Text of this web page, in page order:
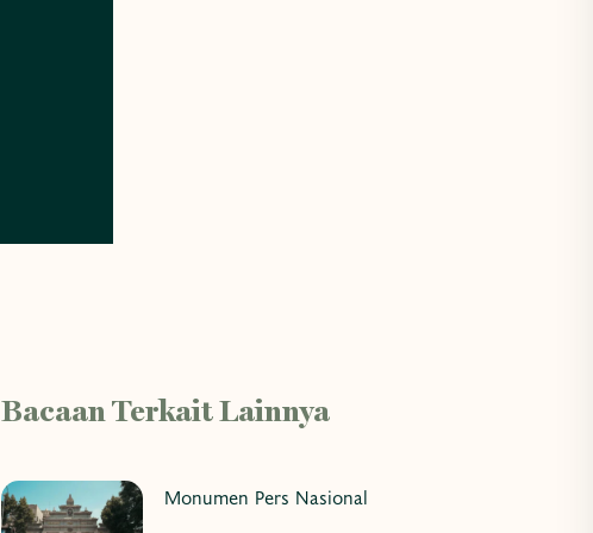
Bacaan Terkait Lainnya
Monumen Pers Nasional